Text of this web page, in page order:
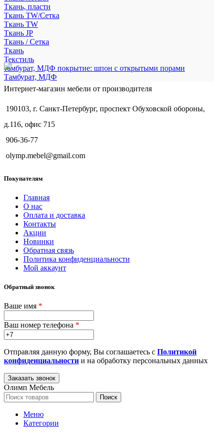
Ткань, пласти
Ткань TW/Сетка
Ткань TW
Ткань JP
Ткань / Сетка
Ткань
Текстиль
тамбурат, МДФ покрытие: шпон с открытыми порами
Тамбурат, МДФ
Интернет-магазин мебели от производителя
190103, г. Санкт-Петербург, проспект Обуховской обороны,
д.116, офис 715
906-36-77
olymp.mebel@gmail.com
Покупателям
Главная
О нас
Оплата и доставка
Контакты
Акции
Новинки
Обратная связь
Политика конфиденциальности
Мой аккаунт
Обратный звонок
Ваше имя *
Ваш номер телефона *
Отправляя данную форму, Вы соглашаетесь с Политикой
конфиденциальности и на обработку персональных данных
Олимп Мебель
Поиск
Меню
Категории